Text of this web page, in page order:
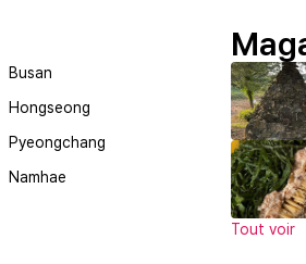
Busan
Hongseong
Pyeongchang
Namhae
Tout voir